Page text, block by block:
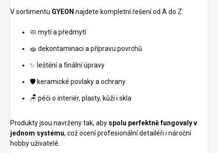
V sortimentu GYEON najdete kompletní řešení od A do Z:
🧼 mytí a předmytí
🧽 dekontaminaci a přípravu povrchů
✨ leštění a finální úpravy
🛡️ keramické povlaky a ochrany
🪑 péči o interiér, plasty, kůži i skla
Produkty jsou navrženy tak, aby spolu perfektně fungovaly v
jednom systému, což ocení profesionální detailéři i nároční
hobby uživatelé.